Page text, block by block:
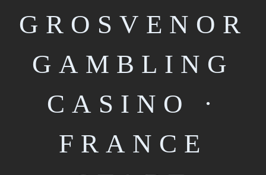
GROSVENOR
GAMBLING
CASINO ·
FRANCE